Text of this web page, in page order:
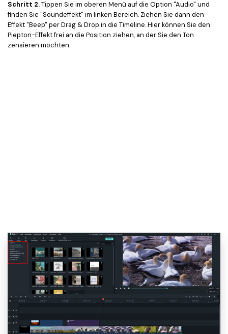
Schritt 2.Tippen Sie im oberen Menü auf die Option "Audio" und
finden Sie "Soundeffekt" im linken Bereich. Ziehen Sie dann den
Effekt "Beep" per Drag & Drop in die Timeline. Hier können Sie den
Piepton-Effekt frei an die Position ziehen, an der Sie den Ton
zensieren möchten.